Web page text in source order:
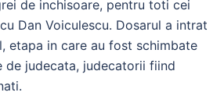
de inchisoare, pentru toti cei
Dan Voiculescu. Dosarul a intrat
etapa in care au fost schimbate
de judecata, judecatorii fiind